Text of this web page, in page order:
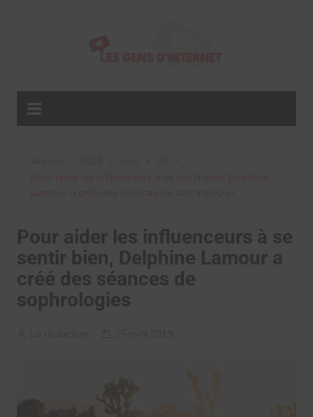
Pour aider les influenceurs à se
sentir bien, Delphine Lamour a
créé des séances de
sophrologies